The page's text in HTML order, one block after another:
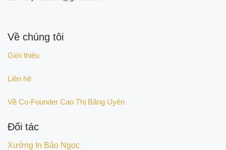
Về chúng tôi
Giới thiệu
Liên hệ
Về Co-Founder Cao Thị Băng Uyên
Đối tác
Xưởng In Bảo Ngọc